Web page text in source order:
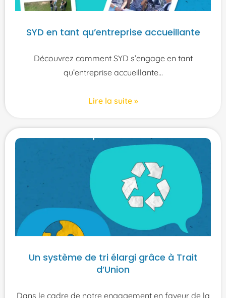
SYD en tant qu’entreprise accueillante
Découvrez comment SYD s’engage en tant
qu’entreprise accueillante
Lire la suite »
Un système de tri élargi grâce à Trait
d’Union
Dans le cadre de notre engagement en faveur de la